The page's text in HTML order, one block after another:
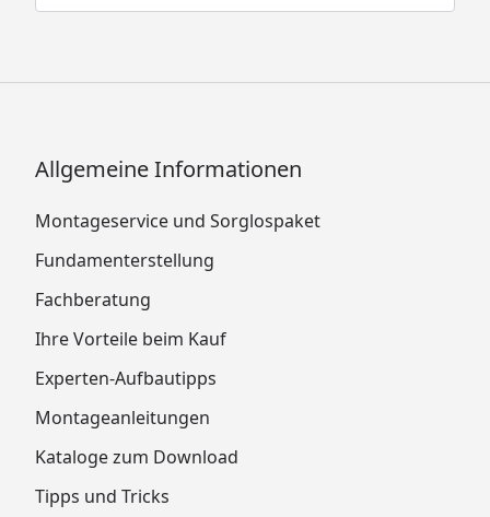
Allgemeine Informationen
Montageservice und Sorglospaket
Fundamenterstellung
Fachberatung
Ihre Vorteile beim Kauf
Experten-Aufbautipps
Montageanleitungen
Kataloge zum Download
Tipps und Tricks